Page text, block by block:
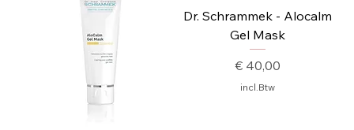
Dr. Schrammek - Alocalm
Gel Mask
Prijs
€ 40,00
incl.Btw